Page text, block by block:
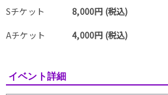
Sチケット
8,000円 (税込)
Aチケット
4,000円 (税込)
イベント詳細